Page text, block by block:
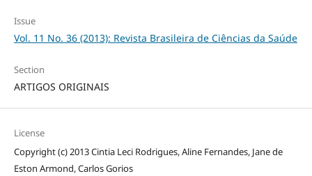
Issue
Vol. 11 No. 36 (2013): Revista Brasileira de Ciências da Saúde
Section
ARTIGOS ORIGINAIS
License
Copyright (c) 2013 Cintia Leci Rodrigues, Aline Fernandes, Jane de
Eston Armond, Carlos Gorios